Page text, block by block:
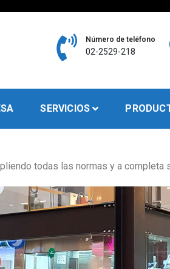
Número de teléfono
02-2529-218
SERVICIOS
todas las normas y a